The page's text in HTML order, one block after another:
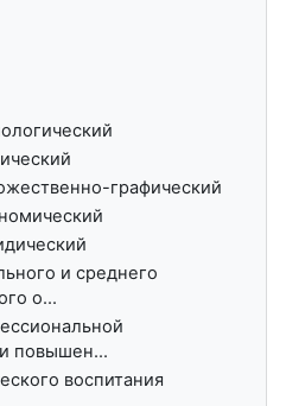
графический
и среднего
о...
повышен...
воспитания